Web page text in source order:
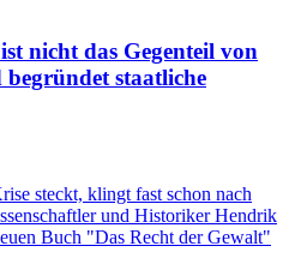
nicht das Gegenteil von
begründet staatliche
steckt, klingt fast schon nach
und Historiker Hendrik
Buch "Das Recht der Gewalt"